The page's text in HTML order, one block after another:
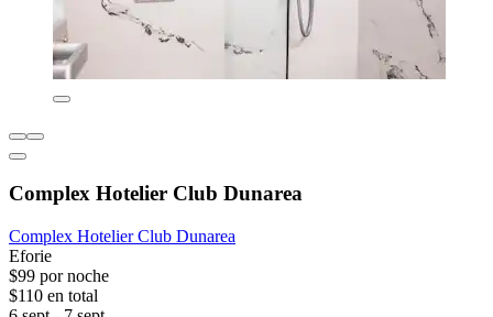
Complex Hotelier Club Dunarea
Complex Hotelier Club Dunarea
Eforie
$99 por noche
$110 en total